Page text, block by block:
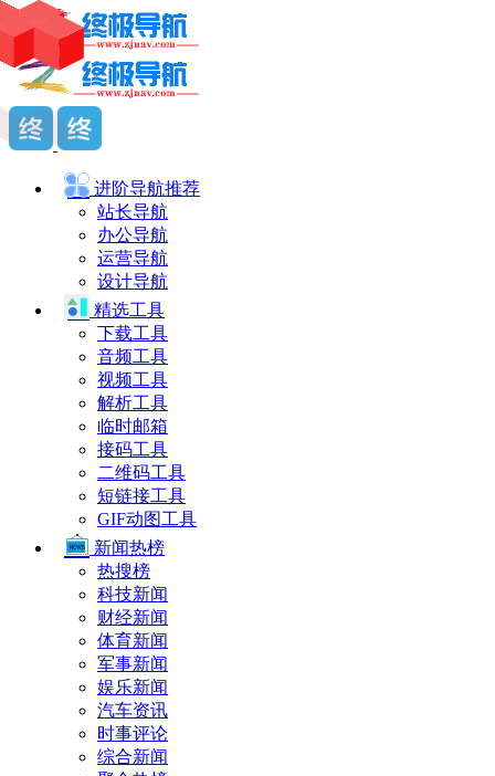
进阶导航推荐
站长导航
办公导航
运营导航
设计导航
精选工具
下载工具
音频工具
视频工具
解析工具
临时邮箱
接码工具
二维码工具
短链接工具
GIF动图工具
新闻热榜
热搜榜
科技新闻
财经新闻
体育新闻
军事新闻
娱乐新闻
汽车资讯
时事评论
综合新闻